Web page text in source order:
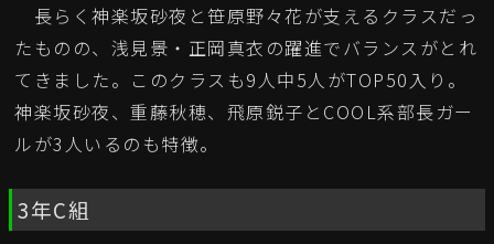
長らく神楽坂砂夜と笹原野々花が支えるクラスだっ
たものの、浅見景・正岡真衣の躍進でバランスがとれ
てきました。このクラスも9人中5人がTOP50入り。
神楽坂砂夜、重藤秋穂、飛原鋭子とCOOL系部長ガー
ルが3人いるのも特徴。
3年C組